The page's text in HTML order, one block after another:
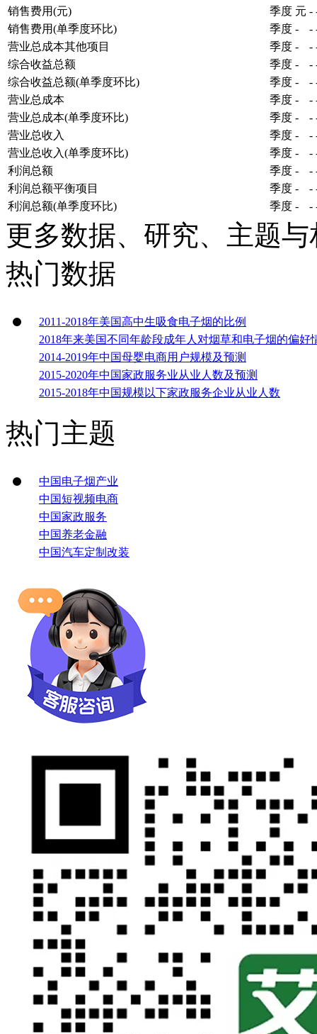
销售费用(元)
季度 元 -
销售费用(单季度环比)
季度 - -
营业总成本其他项目
季度 - -
综合收益总额
季度 - -
综合收益总额(单季度环比)
季度 - -
营业总成本
季度 - -
营业总成本(单季度环比)
季度 - -
营业总收入
季度 - -
营业总收入(单季度环比)
季度 - -
利润总额
季度 - -
利润总额平衡项目
季度 - -
利润总额(单季度环比)
季度 - -
更多数据、研究、主题
热门数据
2011-2018年美国高中生吸食电子烟的比例
2018年来美国不同年龄段成年人对烟草和电子烟的偏好
2014-2019年中国母婴电商用户规模及预测
2015-2020年中国家政服务业从业人数及预测
2015-2018年中国规模以下家政服务企业从业人数
热门主题
中国电子烟产业
中国短视频电商
中国家政服务
中国养老金融
中国汽车定制改装